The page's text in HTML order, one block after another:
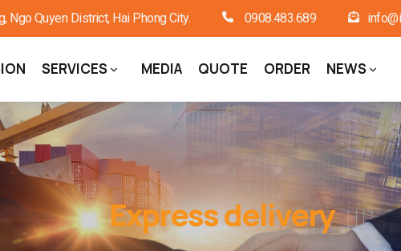
Ngo Quyen District, Hai Phong City. 0908.483.689
SERVICES MEDIA QUOTE ORDER NEWS
Express delivery